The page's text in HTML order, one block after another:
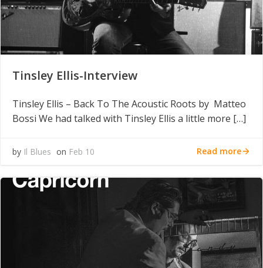
Tinsley Ellis-Interview
Tinsley Ellis – Back To The Acoustic Roots by Matteo
Bossi We had talked with Tinsley Ellis a little more […]
by Il Blues on Feb 10 Read more